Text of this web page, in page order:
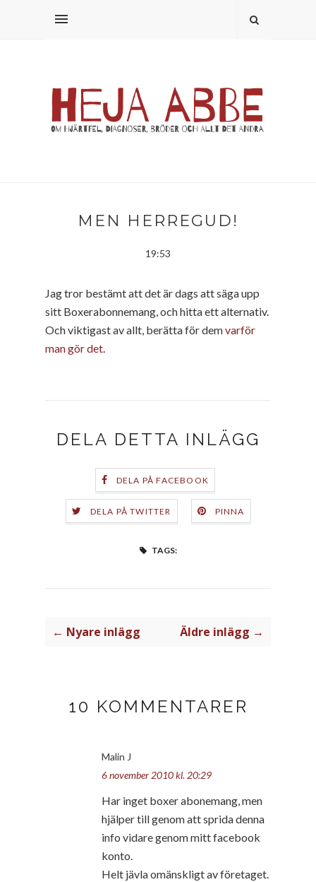
MEN HERREGUD!
19:53
Jag tror bestämt att det är dags att säga upp
sitt Boxerabonnemang, och hitta ett alternativ.
Och viktigast av allt, berätta för demvarför
man gör det
DELA DETTA INLÄGG
DELA PÅ FACEBOOK
DELA PÅ TWITTER PINNA
TAGS:
← Nyare inlägg Äldre inlägg →
10 KOMMENTARER
Malin J
6 november 2010 kl. 20:29
Har inget boxer abonemang, men
hjälper till genom att sprida denna
info vidare genom mitt facebook
konto.
Helt jävla omänskligt av företaget.